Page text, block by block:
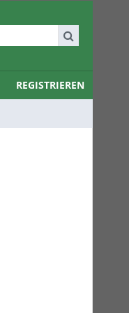
REGISTRIEREN